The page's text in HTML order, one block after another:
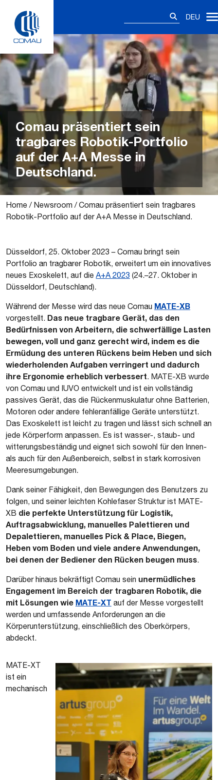
content
DEU
Comau präsentiert sein
tragbares Robotik-Portfolio
auf der A+A Messe in
Deutschland.
Home / Newsroom /Comau präsentiert sein tragbares
Robotik-Portfolio auf der A+A Messe in Deutschland.
Düsseldorf, 25. Oktober 2023 – Comau bringt sein
Portfolio an tragbarer Robotik, erweitert um ein innovatives
neues Exoskelett, auf die A+A 2023 (24.–27. Oktober in
Düsseldorf, Deutschland).
Während der Messe wird das neue Comau MATE-XB
vorgestellt. Das neue tragbare Gerät, das den
Bedürfnissen von Arbeitern, die schwerfällige Lasten
bewegen, voll und ganz gerecht wird, indem es die
Ermüdung des unteren Rückens beim Heben und sich
wiederholenden Aufgaben verringert und dadurch
ihre Ergonomie erheblich verbessert. MATE-XB wurde
von Comau und IUVO entwickelt und ist ein vollständig
passives Gerät, das die Rückenmuskulatur ohne Batterien,
Motoren oder andere fehleranfällige Geräte unterstützt.
Das Exoskelett ist leicht zu tragen und lässt sich schnell an
jede Körperform anpassen. Es ist wasser-, staub- und
witterungsbeständig und eignet sich sowohl für den Innen-
als auch für den Außenbereich, selbst in stark korrosiven
Meeresumgebungen.
Dank seiner Fähigkeit, den Bewegungen des Benutzers zu
folgen, und seiner leichten Kohlefaser Struktur ist MATE-
XB die perfekte Unterstützung für Logistik,
Auftragsabwicklung, manuelles Palettieren und
Depalettieren, manuelles Pick & Place, Biegen,
Heben vom Boden und viele andere Anwendungen,
bei denen der Bediener den Rücken beugen muss.
Darüber hinaus bekräftigt Comau sein unermüdliches
Engagement im Bereich der tragbaren Robotik, die
mit Lösungen wie MATE-XT auf der Messe vorgestellt
werden und umfassende Anforderungen an die
Körperunterstützung, einschließlich des Oberkörpers,
abdeckt.
MATE-XT
ist ein
mechanisch